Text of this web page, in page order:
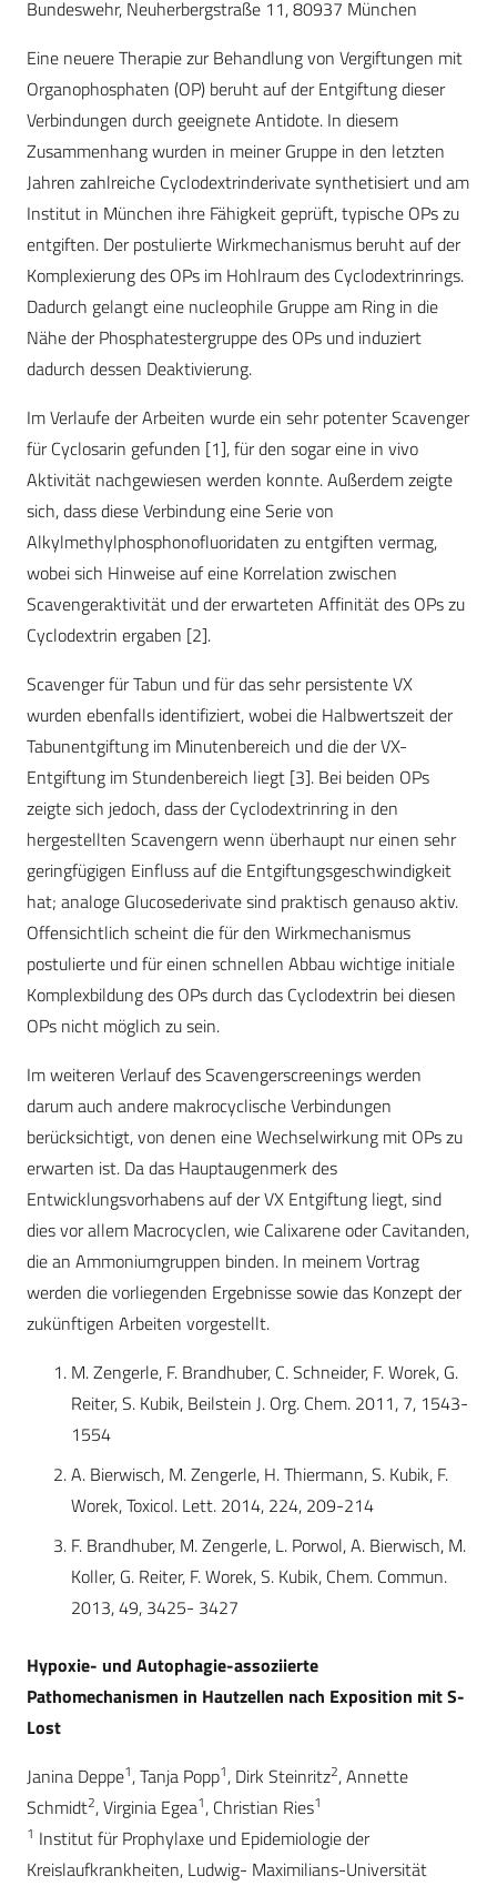
Bundeswehr, Neuherbergstraße 11, 80937 München
Eine neuere Therapie zur Behandlung von Vergiftungen mit
Organophosphaten (OP) beruht auf der Entgiftung dieser
Verbindungen durch geeignete Antidote. In diesem
Zusammenhang wurden in meiner Gruppe in den letzten
Jahren zahlreiche Cyclodextrinderivate synthetisiert und am
Institut in München ihre Fähigkeit geprüft, typische OPs zu
entgiften. Der postulierte Wirkmechanismus beruht auf der
Komplexierung des OPs im Hohlraum des Cyclodextrinrings.
Dadurch gelangt eine nucleophile Gruppe am Ring in die
Nähe der Phosphatestergruppe des OPs und induziert
dadurch dessen Deaktivierung.
Im Verlaufe der Arbeiten wurde ein sehr potenter Scavenger
für Cyclosarin gefunden [1], für den sogar eine in vivo
Aktivität nachgewiesen werden konnte. Außerdem zeigte
sich, dass diese Verbindung eine Serie von
Alkylmethylphosphonofluoridaten zu entgiften vermag,
wobei sich Hinweise auf eine Korrelation zwischen
Scavengeraktivität und der erwarteten Affinität des OPs zu
Cyclodextrin ergaben [2].
Scavenger für Tabun und für das sehr persistente VX
wurden ebenfalls identifiziert, wobei die Halbwertszeit der
Tabunentgiftung im Minutenbereich und die der VX-
Entgiftung im Stundenbereich liegt [3]. Bei beiden OPs
zeigte sich jedoch, dass der Cyclodextrinring in den
hergestellten Scavengern wenn überhaupt nur einen sehr
geringfügigen Einfluss auf die Entgiftungsgeschwindigkeit
hat; analoge Glucosederivate sind praktisch genauso aktiv.
Offensichtlich scheint die für den Wirkmechanismus
postulierte und für einen schnellen Abbau wichtige initiale
Komplexbildung des OPs durch das Cyclodextrin bei diesen
OPs nicht möglich zu sein.
Im weiteren Verlauf des Scavengerscreenings werden
darum auch andere makrocyclische Verbindungen
berücksichtigt, von denen eine Wechselwirkung mit OPs zu
erwarten ist. Da das Hauptaugenmerk des
Entwicklungsvorhabens auf der VX Entgiftung liegt, sind
dies vor allem Macrocyclen, wie Calixarene oder Cavitanden,
die an Ammoniumgruppen binden. In meinem Vortrag
werden die vorliegenden Ergebnisse sowie das Konzept der
zukünftigen Arbeiten vorgestellt.
M. Zengerle, F. Brandhuber, C. Schneider, F. Worek, G.
Reiter, S. Kubik, Beilstein J. Org. Chem. 2011, 7, 1543-
1554
A. Bierwisch, M. Zengerle, H. Thiermann, S. Kubik, F.
Worek, Toxicol. Lett. 2014, 224, 209-214
F. Brandhuber, M. Zengerle, L. Porwol, A. Bierwisch, M.
Koller, G. Reiter, F. Worek, S. Kubik, Chem. Commun.
2013, 49, 3425- 3427
Hypoxie- und Autophagie-assoziierte
Pathomechanismen in Hautzellen nach Exposition mit S-
Lost
Janina Deppe1, Tanja Popp1, Dirk Steinritz2, Annette
Schmidt2, Virginia Egea1, Christian Ries1
1 Institut für Prophylaxe und Epidemiologie der
Kreislaufkrankheiten, Ludwig- Maximilians-Universität